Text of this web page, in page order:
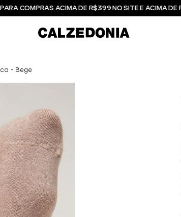
COMPRAS ACIMA DE R$399 NO SITE E ACIMA DE
- Bege